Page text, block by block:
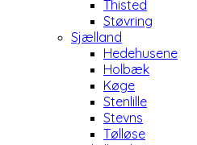
Thisted
Støvring
Sjælland
Hedehusene
Holbæk
Køge
Stenlille
Stevns
Tølløse